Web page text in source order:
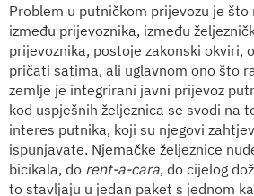
Problem u putničkom prijevozu je
između prijevoznika, između
prijevoznika, postoje zakonski okviri,
pričati satima, ali uglavnom ono što
zemlje je integrirani javni prijevoz
kod uspješnih željeznica se svodi na
interes putnika, koji su njegovi
ispunjavate. Njemačke željeznice
bicikala, do rent-a-cara, do cijelog
to stavljaju u jedan paket s jednom